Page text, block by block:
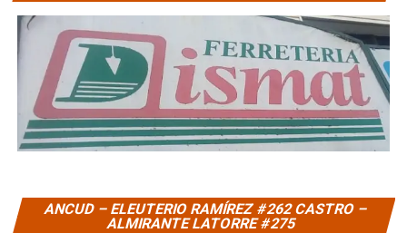
ANCUD – ELEUTERIO RAMÍREZ #262 CASTRO –
ALMIRANTE LATORRE #275